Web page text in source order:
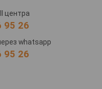
центра
95 26
whatsapp
95 26